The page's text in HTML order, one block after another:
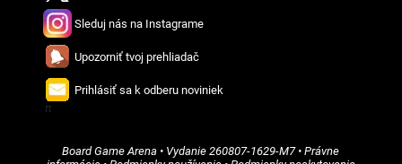
Sleduj nás na Instagrame
Upozorniť tvoj prehliadač
Prihlásiť sa k odberu noviniek
Board Game Arena • Vydanie260807-1629-M7•Právne
π